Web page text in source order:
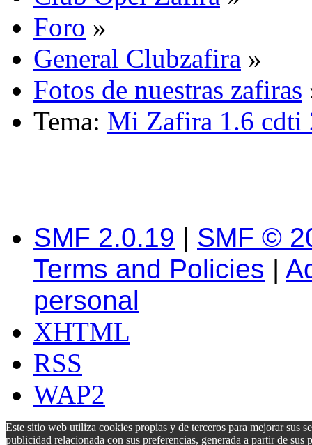
Foro »
General Clubzafira »
Fotos de nuestras zafiras
Tema: Mi Zafira 1.6 cdti
SMF 2.0.19 | SMF ©
Terms and Policies |
personal
XHTML
RSS
WAP2
Este sitio web utiliza cookies propias y de terceros para mejorar sus
publicidad relacionada con sus preferencias, generada a partir de